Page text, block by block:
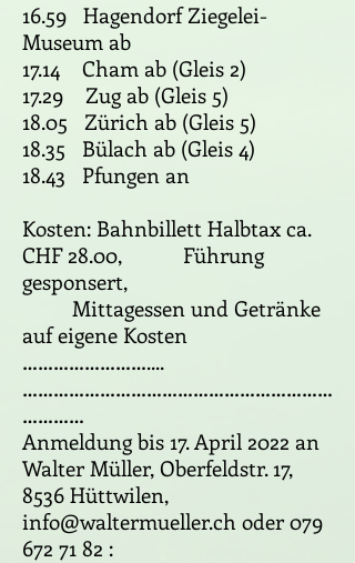
16.59 Hagendorf Ziegelei-
Museum ab
17.14 Cham ab (Gleis 2)
17.29 Zug ab (Gleis 5)
18.05 Zürich ab (Gleis 5)
18.35 Bülach ab (Gleis 4)
18.43 Pfungen an
Kosten: Bahnbillett Halbtax ca.
CHF 28.00, Führung
gesponsert,
Mittagessen und Getränke
auf eigene Kosten
……………………....
……………………………………………………
…………
Anmeldung bis 17. April 2022 an
Walter Müller, Oberfeldstr. 17,
8536 Hüttwilen,
info@waltermueller.ch oder 079
672 71 82 :